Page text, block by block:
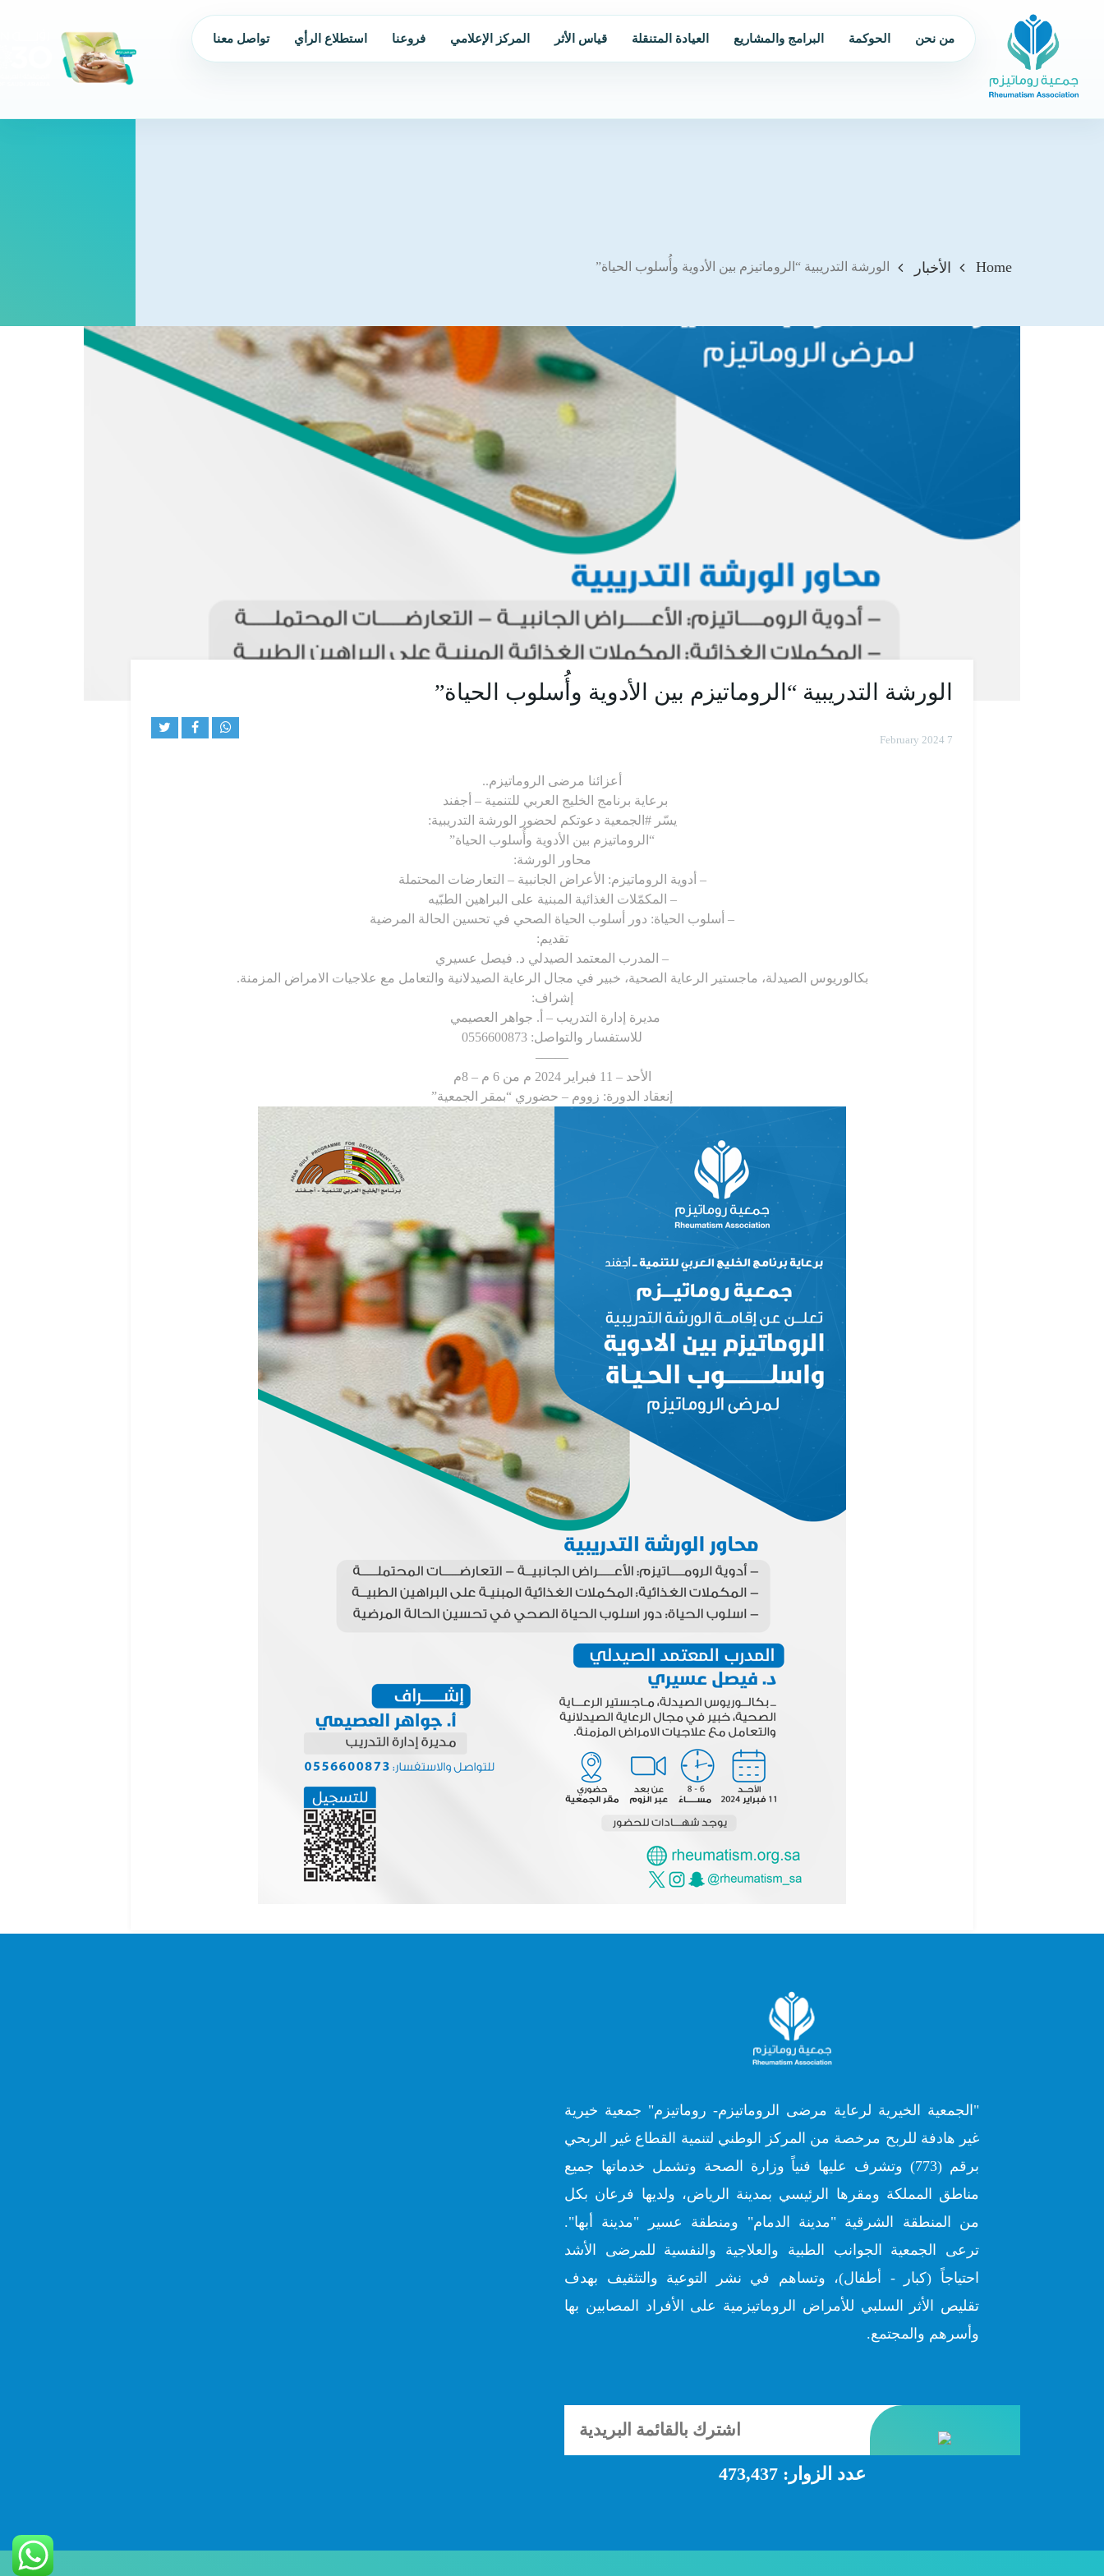
الحوكمة من نحن الحوكمة البرامج والمشاريع العيادة المتنقلة قياس الأثر المركز الإعلامي فروعنا استطلاع الرأي تواصل معنا
Home الأخبار الورشة التدريبية “الروماتيزم بين الأدوية وأُسلوب الحياة”
الورشة التدريبية “الروماتيزم بين الأدوية وأُسلوب الحياة”
7 February 2024
أعزائنا مرضى الروماتيزم..
برعاية برنامج الخليج العربي للتنمية – أجفند
يسّر#الجمعية دعوتكم لحضور الورشة التدريبية:
“الروماتيزم بين الأدوية وأُسلوب الحياة”
محاور الورشة:
– أدوية الروماتيزم: الأعراض الجانبية – التعارضات المحتملة
– المكمّلات الغذائية المبنية على البراهين الطبّيه
– أسلوب الحياة: دور أسلوب الحياة الصحي في تحسين الحالة المرضية
تقديم:
– المدرب المعتمد الصيدلي د. فيصل عسيري
بكالوريوس الصيدلة، ماجستير الرعاية الصحية، خبير في مجال الرعاية الصيدلانية والتعامل مع علاجيات الامراض المزمنة.
إشراف:
مديرة إدارة التدريب – أ. جواهر العصيمي
للاستفسار والتواصل: 0556600873
——–
الأحد – 11 فبراير 2024 م من 6 م – 8م
إنعقاد الدورة: زووم – حضوري “بمقر الجمعية”
"الجمعية الخيرية لرعاية مرضى الروماتيزم- روماتيزم" جمعية خيرية
غير هادفة للربح مرخصة من المركز الوطني لتنمية القطاع غير الربحي
برقم (773) وتشرف عليها فنياً وزارة الصحة وتشمل خدماتها جميع
مناطق المملكة ومقرها الرئيسي بمدينة الرياض، ولديها فرعان بكل
من المنطقة الشرقية "مدينة الدمام" ومنطقة عسير "مدينة أبها".
ترعى الجمعية الجوانب الطبية والعلاجية والنفسية للمرضى الأشد
احتياجاً (كبار - أطفال)، وتساهم في نشر التوعية والتثقيف بهدف
تقليص الأثر السلبي للأمراض الروماتيزمية على الأفراد المصابين بها
وأسرهم والمجتمع.
عدد الزوار: 473,437